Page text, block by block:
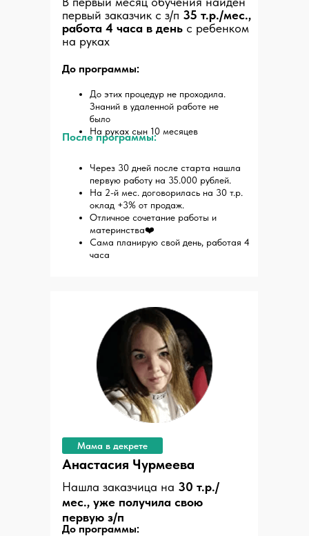
первый заказчик с з/п 35 т.р./мес.,
работа 4 часа в день с ребенком
на руках
До программы:
До этих процедур не проходила.
Знаний в удаленной работе не
было
На руках сын 10 месяцев
После программы:
Через 30 дней после старта нашла
первую работу на 35.000 рублей.
На 2-й мес. договорилась на 30 т.р.
оклад +3% от продаж.
Отличное сочетание работы и
материнства❤️
Сама планирую свой день, работая 4
часа
Анастасия Чурмеева
Мама в декрете
Нашла заказчица на 30 т.р./
мес., уже получила свою
первую з/п
До программы: